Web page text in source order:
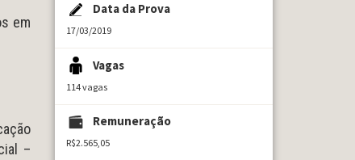
em
–
Data da Prova
17/03/2019
Vagas
114 vagas
Remuneração
R$2.565,05